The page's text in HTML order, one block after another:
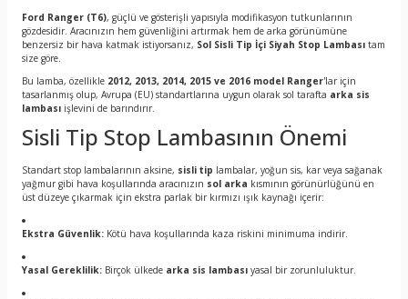
Ford Ranger (T6), güçlü ve gösterişli yapısıyla modifikasyon tutkunlarının
gözdesidir. Aracınızın hem güvenliğini artırmak hem de arka görünümüne
benzersiz bir hava katmak istiyorsanız, Sol Sisli Tip İçi Siyah Stop Lambası tam
size göre.
Bu lamba, özellikle 2012, 2013, 2014, 2015 ve 2016 model Ranger'lar için
tasarlanmış olup, Avrupa (EU) standartlarına uygun olarak sol tarafta arka sis
lambası işlevini de barındırır.
Sisli Tip Stop Lambasının Önemi
Standart stop lambalarının aksine, sisli tip lambalar, yoğun sis, kar veya sağanak
yağmur gibi hava koşullarında aracınızın sol arka kısmının görünürlüğünü en
üst düzeye çıkarmak için ekstra parlak bir kırmızı ışık kaynağı içerir:
Ekstra Güvenlik: Kötü hava koşullarında kaza riskini minimuma indirir.
Yasal Gereklilik: Birçok ülkede arka sis lambası yasal bir zorunluluktur.